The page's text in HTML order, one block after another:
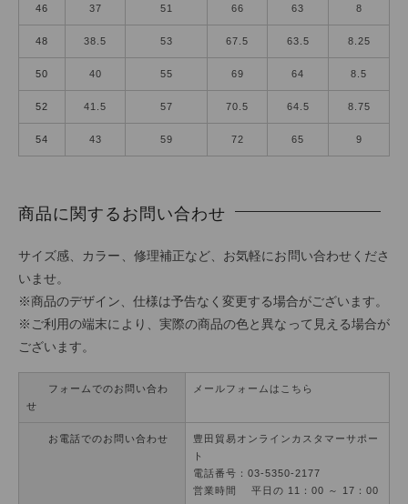
46 37 51 66 63 8
48 38.5 53 67.5 63.5 8.25
50 40 55 69 64 8.5
52 41.5 57 70.5 64.5 8.75
54 43 59 72 65 9
商品に関するお問い合わせ
サイズ感、カラー、修理補正など、お気軽にお問い合わせくださ
いませ。
※商品のデザイン、仕様は予告なく変更する場合がございます。
※ご利用の端末により、実際の商品の色と異なって見える場合が
ございます。
フォームでのお問い合わ
せ
メールフォームはこちら
お電話でのお問い合わせ
豊田貿易オンラインカスタマーサポー
ト
電話番号：03-5350-2177
営業時間 平日の 11：00 ～ 17：00